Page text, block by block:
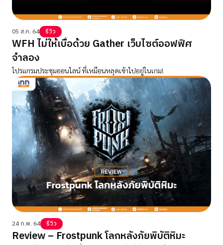
05 ส.ค. 64 รีวิว
WFH ไม่ให้เบื่อด้วย Gather เว็บไซต์ออฟฟิศ
จำลอง
โปรแกรมประชุมออนไลน์ ที่เหมือนหลุดเข้าไปอยู่ในเกม!
24 ก.พ. 64 รีวิว
Review – Frostpunk โลกหลังภัยพิบัติหิมะ